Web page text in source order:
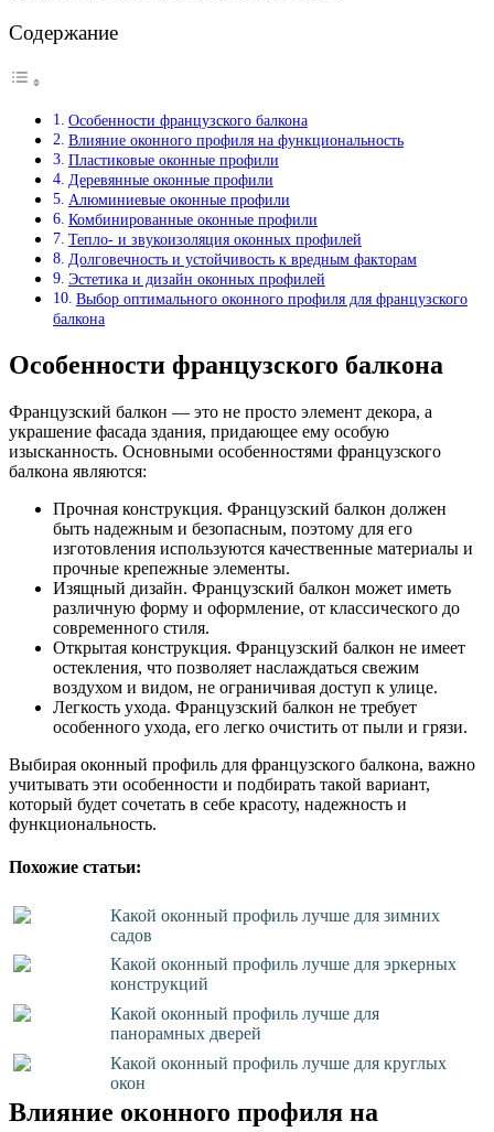
Содержание
Особенности французского балкона
Влияние оконного профиля на функциональность
Пластиковые оконные профили
Деревянные оконные профили
Алюминиевые оконные профили
Комбинированные оконные профили
Тепло- и звукоизоляция оконных профилей
Долговечность и устойчивость к вредным факторам
Эстетика и дизайн оконных профилей
Выбор оптимального оконного профиля для французского
балкона
Особенности французского балкона
Французский балкон — это не просто элемент декора, а
украшение фасада здания, придающее ему особую
изысканность. Основными особенностями французского
балкона являются:
Прочная конструкция. Французский балкон должен
быть надежным и безопасным, поэтому для его
изготовления используются качественные материалы и
прочные крепежные элементы.
Изящный дизайн. Французский балкон может иметь
различную форму и оформление, от классического до
современного стиля.
Открытая конструкция. Французский балкон не имеет
остекления, что позволяет наслаждаться свежим
воздухом и видом, не ограничивая доступ к улице.
Легкость ухода. Французский балкон не требует
особенного ухода, его легко очистить от пыли и грязи.
Выбирая оконный профиль для французского балкона, важно
учитывать эти особенности и подбирать такой вариант,
который будет сочетать в себе красоту, надежность и
функциональность.
Похожие статьи:
Какой оконный профиль лучше для зимних
садов
Какой оконный профиль лучше для эркерных
конструкций
Какой оконный профиль лучше для
панорамных дверей
Какой оконный профиль лучше для круглых
окон
Влияние оконного профиля на